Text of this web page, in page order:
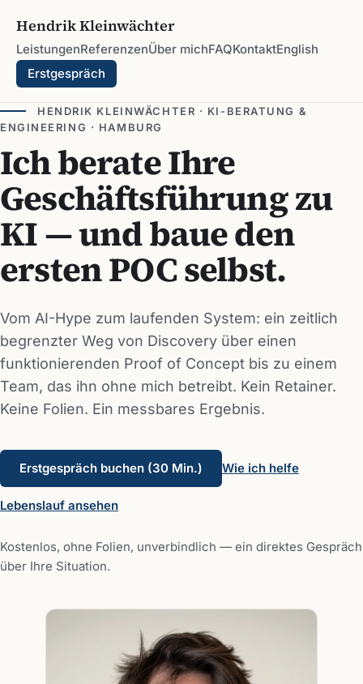
Hendrik Kleinwächter
LeistungenReferenzenÜber michFAQKontaktEnglish
Erstgespräch
HENDRIK KLEINWÄCHTER · KI-BERATUNG &
ENGINEERING · HAMBURG
Ich berate Ihre
Geschäftsführung zu
KI — und baue den
ersten POC selbst.
Vom AI-Hype zum laufenden System: ein zeitlich
begrenzter Weg von Discovery über einen
funktionierenden Proof of Concept bis zu einem
Team, das ihn ohne mich betreibt. Kein Retainer.
Keine Folien. Ein messbares Ergebnis.
Erstgespräch buchen (30 Min.) Wie ich helfe
Lebenslauf ansehen
Kostenlos, ohne Folien, unverbindlich — ein direktes Gespräch
über Ihre Situation.